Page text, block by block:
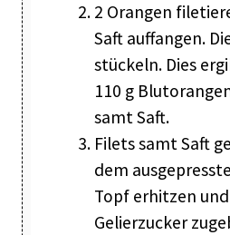
2 Orangen
Saft auffangen.
stückeln. Dies
110 g
samt Saft.
Filets samt Saft
dem
Topf erhitzen
Gelierzucker